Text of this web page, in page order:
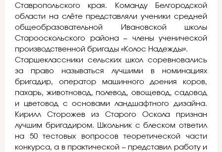
Ставропольского края. Команду Белгородской
области на слёте представляли ученики средней
общеобразовательной Ивановской школы
Старооскольского района – члены ученической
производственной бригады «Колос Надежды».
Старшеклассники сельских школ соревновались
за право называться лучшими в номинациях
бригадир, оператор машинного доения коров,
пахарь, животновод, полевод, овощевод, садовод
и цветовод с основами ландшафтного дизайна.
Кирилл Сторожев из Старого Оскола признан
лучшим бригадиром. Школьник с блеском ответил
на 50 тестовых вопросов теоретической части
конкурса, а в практической – представил работу и